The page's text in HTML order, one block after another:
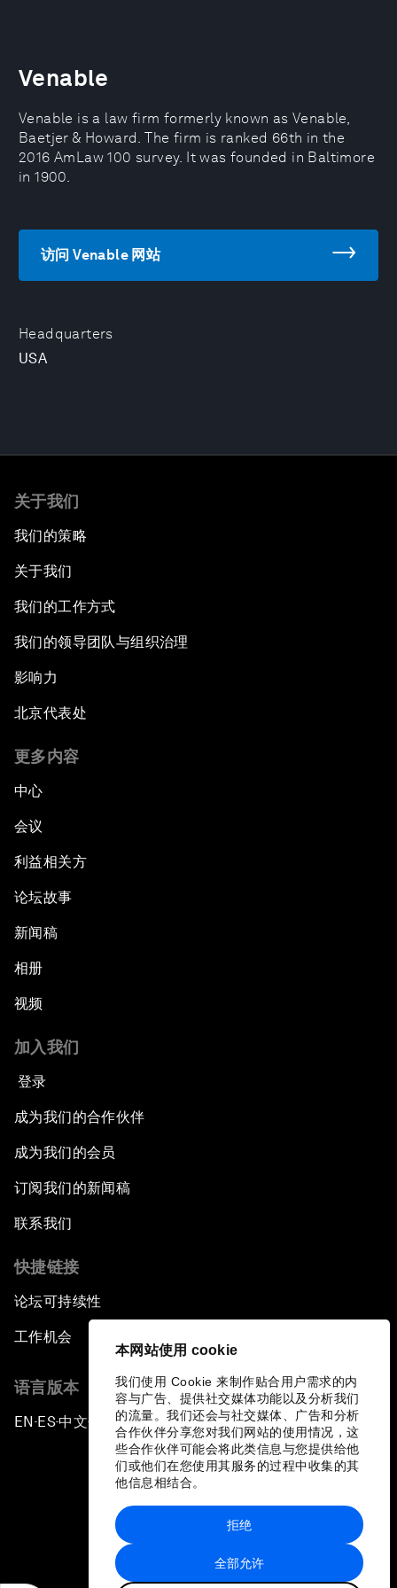
本网站使用 cookie
我们使用 Cookie 来制作贴合用户需求的内
容与广告、提供社交媒体功能以及分析我们
的流量。我们还会与社交媒体、广告和分析
合作伙伴分享您对我们网站的使用情况，这
些合作伙伴可能会将此类信息与您提供给他
们或他们在您使用其服务的过程中收集的其
他信息相结合。
全部允许
拒绝
Headquarters
USA
Venable
Venable is a law firm formerly known as Venable,
Baetjer & Howard. The firm is ranked 66th in the
2016 AmLaw 100 survey. It was founded in Baltimore
in 1900.
访问 Venable 网站
关于我们
我们的策略
关于我们
我们的工作方式
我们的领导团队与组织治理
影响力
北京代表处
更多内容
中心
会议
利益相关方
论坛故事
新闻稿
相册
视频
加入我们
登录
成为我们的合作伙伴
成为我们的会员
订阅我们的新闻稿
联系我们
快捷链接
论坛可持续性
工作机会
语言版本
EN ▪ES▪中文▪ 日本語
站点地图